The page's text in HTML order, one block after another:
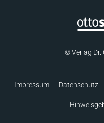
© Verlag Dr.
Impressum Datenschutz